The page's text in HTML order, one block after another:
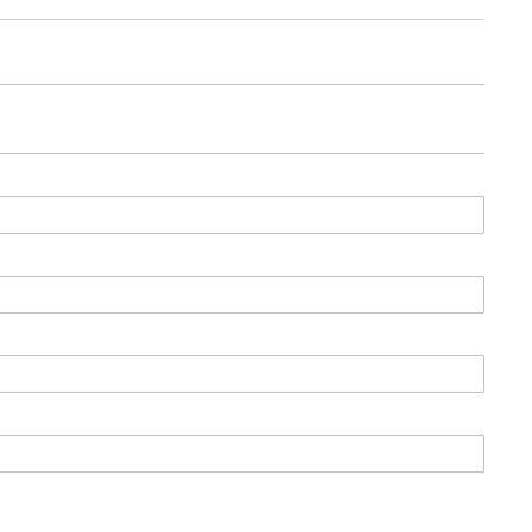
για χρήση σε συμβατικό φούρνο αλλά και
κομποστοποίησης. Πλήρως συναρμολογημένο,
καταλληλότητας για επαφή με τρόφιμα.